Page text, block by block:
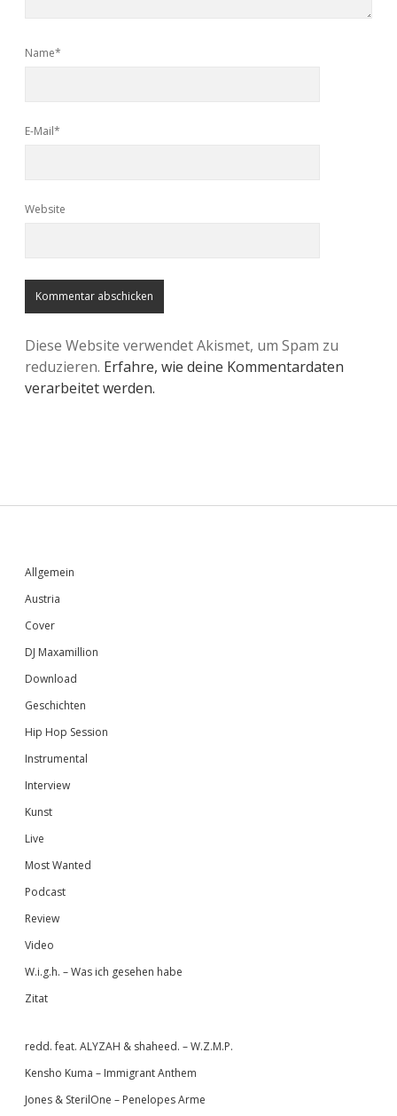
Name*
E-Mail*
Website
Diese Website verwendet Akismet, um Spam zu
reduzieren. Erfahre, wie deine Kommentardaten
verarbeitet werden.
Sidebar
Allgemein
Austria
Cover
DJ Maxamillion
Download
Geschichten
Hip Hop Session
Instrumental
Interview
Kunst
Live
Most Wanted
Podcast
Review
Video
W.i.g.h. – Was ich gesehen habe
Zitat
redd. feat. ALYZAH & shaheed. – W.Z.M.P.
Kensho Kuma – Immigrant Anthem
Jones & SterilOne – Penelopes Arme